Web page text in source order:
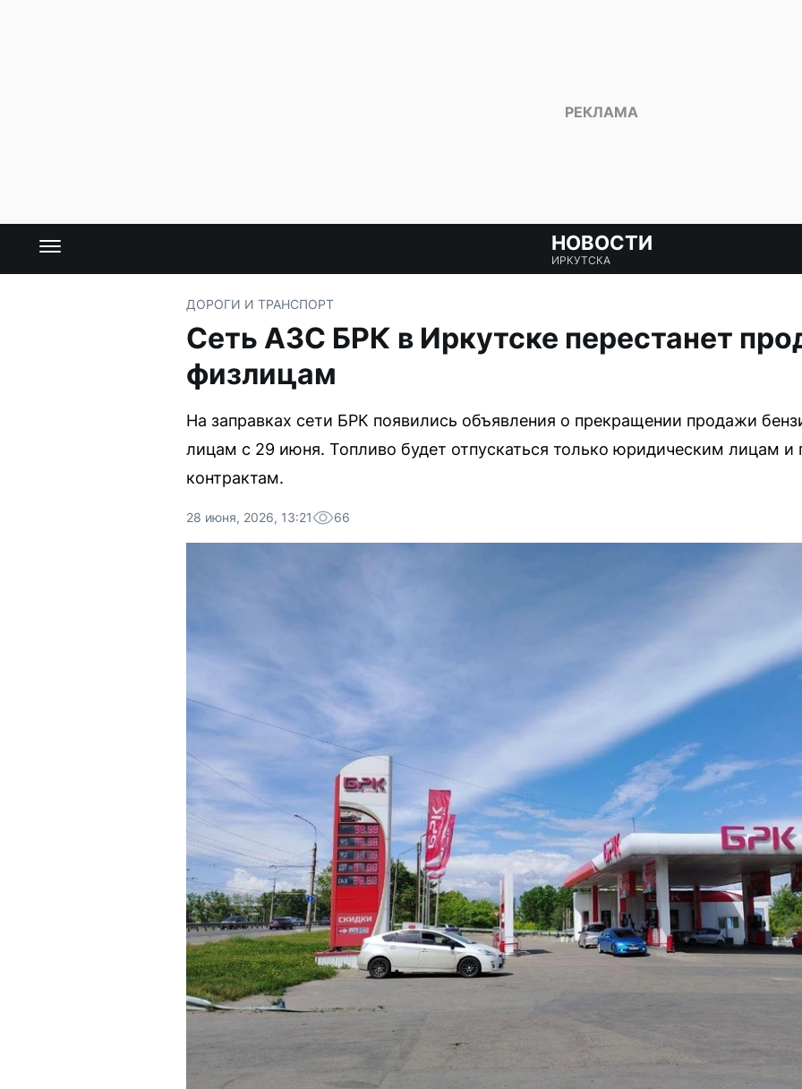
НОВОСТИ
ИРКУТСКА
ДОРОГИ И ТРАНСПОРТ
Сеть АЗС БРК в Иркутске перестанет
физлицам
На заправках сети БРК появились объявления о прекращении продажи
лицам с 29 июня. Топливо будет отпускаться только юридическим лицам и
контрактам.
28 июня, 2026, 13:21 66